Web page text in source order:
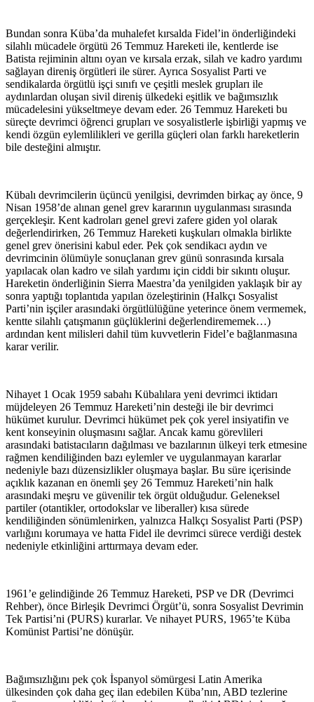
Bundan sonra Küba’da muhalefet kırsalda Fidel’in önderliğindeki
silahlı mücadele örgütü 26 Temmuz Hareketi ile, kentlerde ise
Batista rejiminin altını oyan ve kırsala erzak, silah ve kadro yardımı
sağlayan direniş örgütleri ile sürer. Ayrıca Sosyalist Parti ve
sendikalarda örgütlü işçi sınıfı ve çeşitli meslek grupları ile
aydınlardan oluşan sivil direniş ülkedeki eşitlik ve bağımsızlık
mücadelesini yükseltmeye devam eder. 26 Temmuz Hareketi bu
süreçte devrimci öğrenci grupları ve sosyalistlerle işbirliği yapmış ve
kendi özgün eylemlilikleri ve gerilla güçleri olan farklı hareketlerin
bile desteğini almıştır.
Kübalı devrimcilerin üçüncü yenilgisi, devrimden birkaç ay önce, 9
Nisan 1958’de alınan genel grev kararının uygulanması sırasında
gerçekleşir. Kent kadroları genel grevi zafere giden yol olarak
değerlendirirken, 26 Temmuz Hareketi kuşkuları olmakla birlikte
genel grev önerisini kabul eder. Pek çok sendikacı aydın ve
devrimcinin ölümüyle sonuçlanan grev günü sonrasında kırsala
yapılacak olan kadro ve silah yardımı için ciddi bir sıkıntı oluşur.
Hareketin önderliğinin Sierra Maestra’da yenilgiden yaklaşık bir ay
sonra yaptığı toplantıda yapılan özeleştirinin (Halkçı Sosyalist
Parti’nin işçiler arasındaki örgütlülüğüne yeterince önem vermemek,
kentte silahlı çatışmanın güçlüklerini değerlendirememek…)
ardından kent milisleri dahil tüm kuvvetlerin Fidel’e bağlanmasına
karar verilir.
Nihayet 1 Ocak 1959 sabahı Kübalılara yeni devrimci iktidarı
müjdeleyen 26 Temmuz Hareketi’nin desteği ile bir devrimci
hükümet kurulur. Devrimci hükümet pek çok yerel insiyatifin ve
kent konseyinin oluşmasını sağlar. Ancak kamu görevlileri
arasındaki batistacıların dağılması ve bazılarının ülkeyi terk etmesine
rağmen kendiliğinden bazı eylemler ve uygulanmayan kararlar
nedeniyle bazı düzensizlikler oluşmaya başlar. Bu süre içerisinde
açıklık kazanan en önemli şey 26 Temmuz Hareketi’nin halk
arasındaki meşru ve güvenilir tek örgüt olduğudur. Geleneksel
partiler (otantikler, ortodokslar ve liberaller) kısa sürede
kendiliğinden sönümlenirken, yalnızca Halkçı Sosyalist Parti (PSP)
varlığını korumaya ve hatta Fidel ile devrimci sürece verdiği destek
nedeniyle etkinliğini arttırmaya devam eder.
1961’e gelindiğinde 26 Temmuz Hareketi, PSP ve DR (Devrimci
Rehber), önce Birleşik Devrimci Örgüt’ü, sonra Sosyalist Devrimin
Tek Partisi’ni (PURS) kurarlar. Ve nihayet PURS, 1965’te Küba
Komünist Partisi’ne dönüşür.
Bağımsızlığını pek çok İspanyol sömürgesi Latin Amerika
ülkesinden çok daha geç ilan edebilen Küba’nın, ABD tezlerine